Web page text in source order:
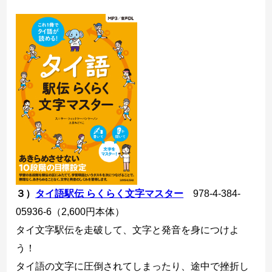
３） タイ語駅伝 らくらく文字マスター
978-4-384-
05936-6（2,600円本体）
タイ文字駅伝を走破して、文字と発音を身につけよ
う！
タイ語の文字に圧倒されてしまったり、途中で挫折し